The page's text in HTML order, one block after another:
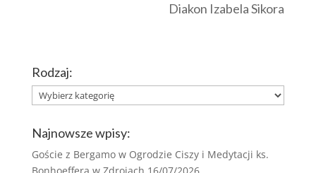
Diakon Izabela Sikora
Rodzaj:
Rodzaj:
Najnowsze wpisy:
Goście z Bergamo w Ogrodzie Ciszy i Medytacji ks.